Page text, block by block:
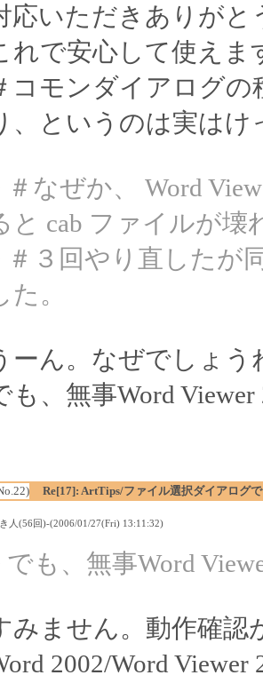
応いただきありがと
れで安心して使えま
コモンダイアログ
、というのは実は
＃なぜか、 Word
と cab ファイルが
＃３回やり直したが
た。
ーん。なぜでしょう
も、無事Word
Re[17]: ArtTips/ファイル選択ダイアログ
人(56回)-(2006/01/27(Fri) 13:11:32)
でも、無事Word
みません。動作確認
2002/Word